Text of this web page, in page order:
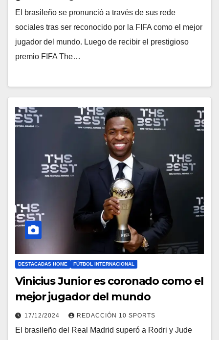
El brasileño se pronunció a través de sus rede
sociales tras ser reconocido por la FIFA como el mejor
jugador del mundo. Luego de recibir el prestigioso
premio FIFA The…
DESTACADAS HOME FÚTBOL INTERNACIONAL
Vinicius Junior es coronado como el
mejor jugador del mundo
17/12/2024 REDACCIÓN 10 SPORTS
El brasileño del Real Madrid superó a Rodri y Jude